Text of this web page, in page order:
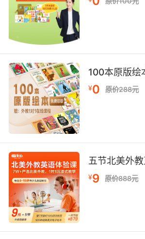
语音乐资源，学习者可以根据自
选择适合的音乐进行听力训练。
加一些音乐欣赏活动，与他人
感，进一步提高听力水平。
三、演唱实践提升能力
仅仅掌握理论知识和具备良好的
还需要通过演唱实践来提升自己
语歌曲是检验学习成果的重要
时，要根据自己的实际水平挑
曲。一开始可以选择一些简单
曲，如《Twinkle Twinkle
《Yesterday》等。
在演唱过程中，要注意发音的准
晰。英语歌曲中的发音与日常口
会有所不同，需要特别注意一些
音。同时，要注重情感的表达，
100本原版绘
¥0 原价288元
五节北美外
¥9 原价888元